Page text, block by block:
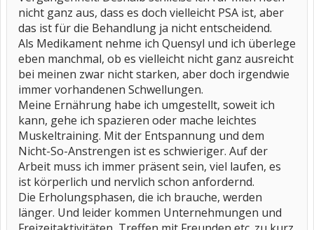
nicht ganz aus, dass es doch vielleicht PSA ist, aber
das ist für die Behandlung ja nicht entscheidend.
Als Medikament nehme ich Quensyl und ich überlege
eben manchmal, ob es vielleicht nicht ganz ausreicht
bei meinen zwar nicht starken, aber doch irgendwie
immer vorhandenen Schwellungen.
Meine Ernährung habe ich umgestellt, soweit ich
kann, gehe ich spazieren oder mache leichtes
Muskeltraining. Mit der Entspannung und dem
Nicht-So-Anstrengen ist es schwieriger. Auf der
Arbeit muss ich immer präsent sein, viel laufen, es
ist körperlich und nervlich schon anfordernd.
Die Erholungsphasen, die ich brauche, werden
länger. Und leider kommen Unternehmungen und